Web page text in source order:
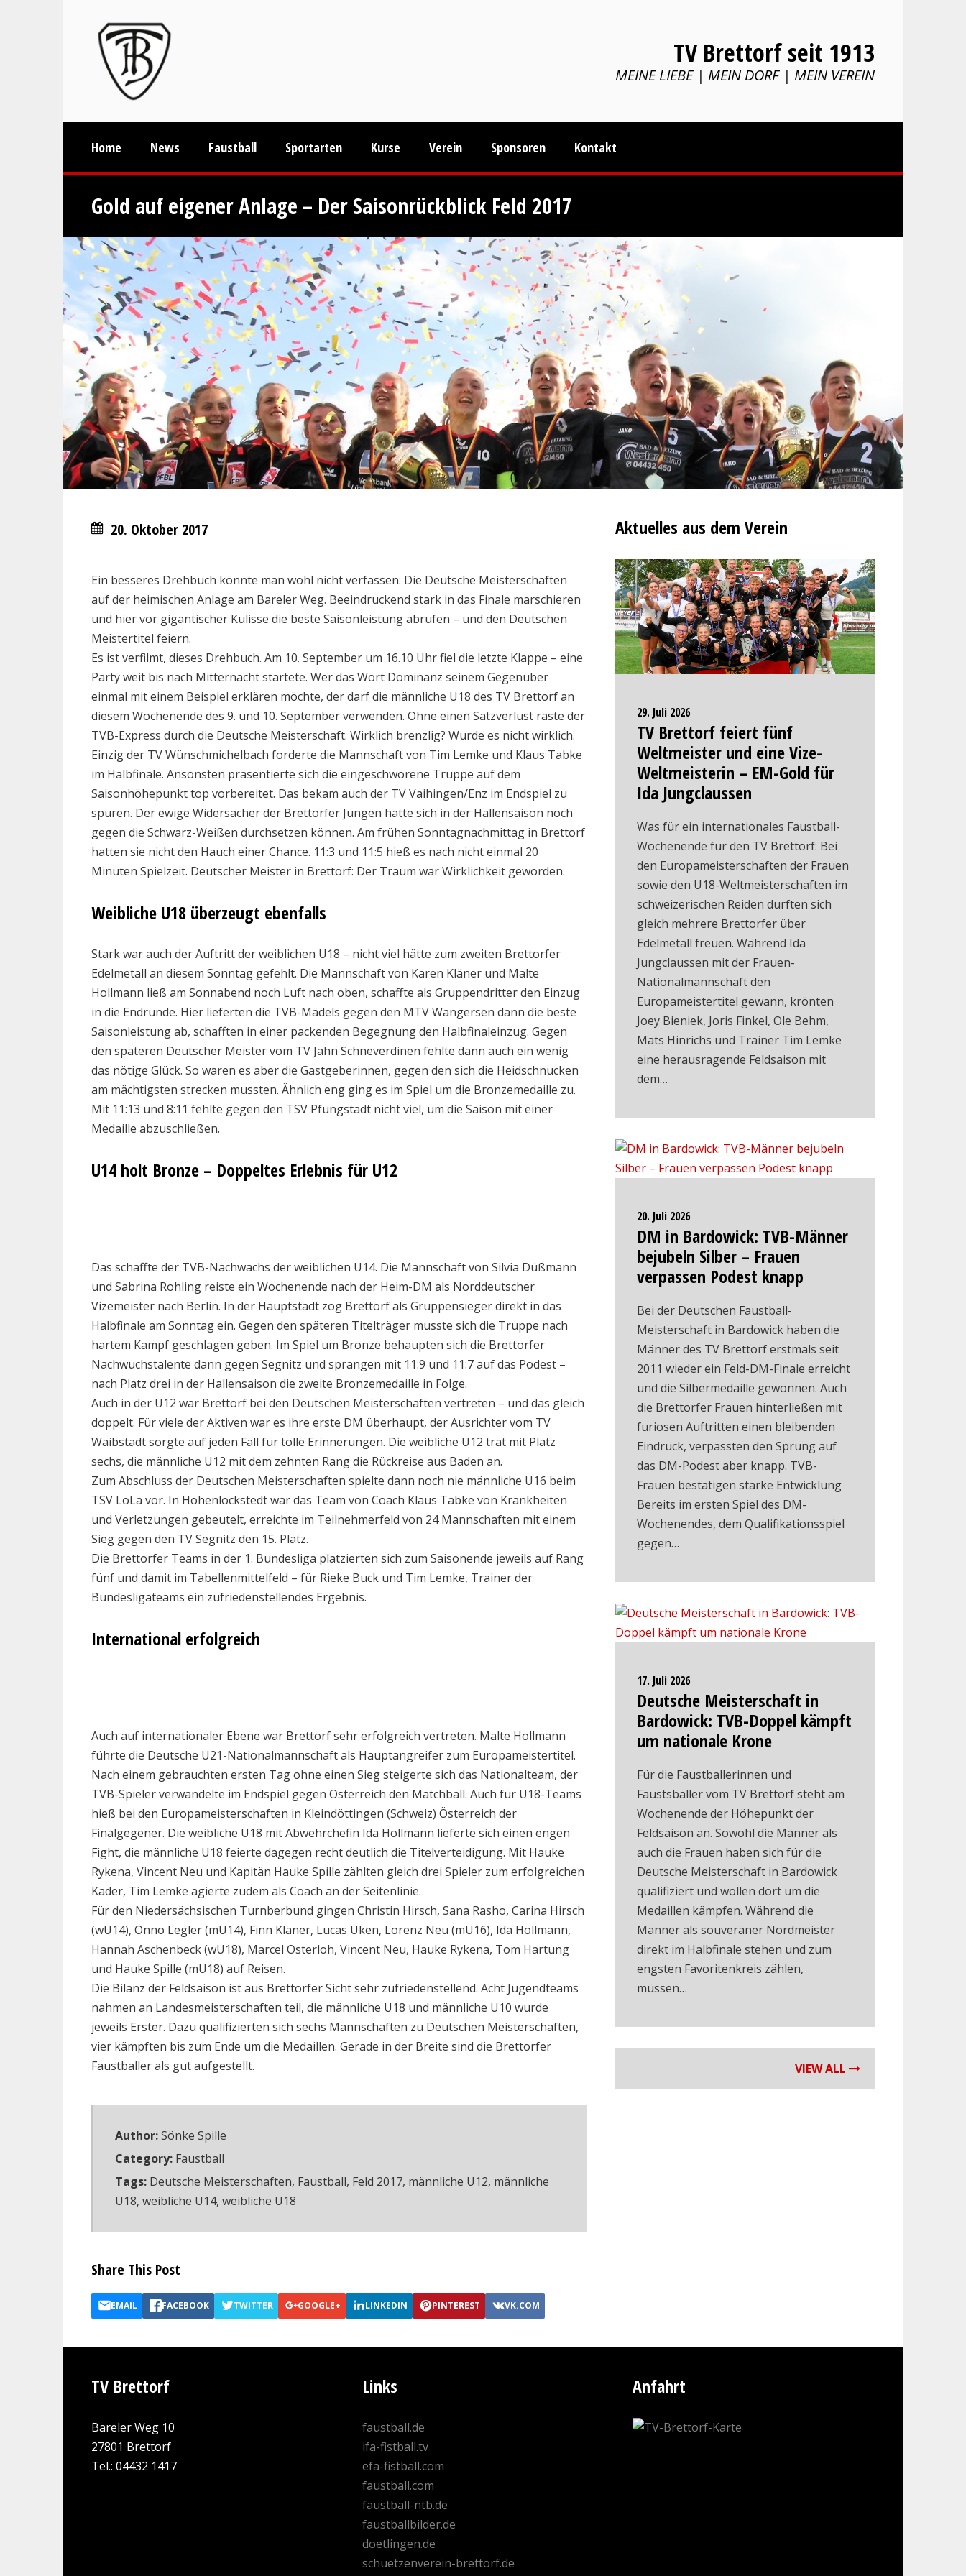
TV Brettorf seit 1913
MEINE LIEBE | MEIN DORF | MEIN VEREIN
Home News Faustball Sportarten Kurse Verein Sponsoren Kontakt
Gold auf eigener Anlage – Der Saisonrückblick Feld 2017
20. Oktober 2017
Ein besseres Drehbuch könnte man wohl nicht verfassen: Die Deutsche Meisterschaften
auf der heimischen Anlage am Bareler Weg. Beeindruckend stark in das Finale marschieren
und hier vor gigantischer Kulisse die beste Saisonleistung abrufen – und den Deutschen
Meistertitel feiern.
Es ist verfilmt, dieses Drehbuch. Am 10. September um 16.10 Uhr fiel die letzte Klappe – eine
Party weit bis nach Mitternacht startete. Wer das Wort Dominanz seinem Gegenüber
einmal mit einem Beispiel erklären möchte, der darf die männliche U18 des TV Brettorf an
diesem Wochenende des 9. und 10. September verwenden. Ohne einen Satzverlust raste der
TVB-Express durch die Deutsche Meisterschaft. Wirklich brenzlig? Wurde es nicht wirklich.
Einzig der TV Wünschmichelbach forderte die Mannschaft von Tim Lemke und Klaus Tabke
im Halbfinale. Ansonsten präsentierte sich die eingeschworene Truppe auf dem
Saisonhöhepunkt top vorbereitet. Das bekam auch der TV Vaihingen/Enz im Endspiel zu
spüren. Der ewige Widersacher der Brettorfer Jungen hatte sich in der Hallensaison noch
gegen die Schwarz-Weißen durchsetzen können. Am frühen Sonntagnachmittag in Brettorf
hatten sie nicht den Hauch einer Chance. 11:3 und 11:5 hieß es nach nicht einmal 20
Minuten Spielzeit. Deutscher Meister in Brettorf: Der Traum war Wirklichkeit geworden.
Weibliche U18 überzeugt ebenfalls
Stark war auch der Auftritt der weiblichen U18 – nicht viel hätte zum zweiten Brettorfer
Edelmetall an diesem Sonntag gefehlt. Die Mannschaft von Karen Kläner und Malte
Hollmann ließ am Sonnabend noch Luft nach oben, schaffte als Gruppendritter den Einzug
in die Endrunde. Hier lieferten die TVB-Mädels gegen den MTV Wangersen dann die beste
Saisonleistung ab, schafften in einer packenden Begegnung den Halbfinaleinzug. Gegen
den späteren Deutscher Meister vom TV Jahn Schneverdinen fehlte dann auch ein wenig
das nötige Glück. So waren es aber die Gastgeberinnen, gegen den sich die Heidschnucken
am mächtigsten strecken mussten. Ähnlich eng ging es im Spiel um die Bronzemedaille zu.
Mit 11:13 und 8:11 fehlte gegen den TSV Pfungstadt nicht viel, um die Saison mit einer
Medaille abzuschließen.
U14 holt Bronze – Doppeltes Erlebnis für U12
Das schaffte der TVB-Nachwachs der weiblichen U14. Die Mannschaft von Silvia Düßmann
und Sabrina Rohling reiste ein Wochenende nach der Heim-DM als Norddeutscher
Vizemeister nach Berlin. In der Hauptstadt zog Brettorf als Gruppensieger direkt in das
Halbfinale am Sonntag ein. Gegen den späteren Titelträger musste sich die Truppe nach
hartem Kampf geschlagen geben. Im Spiel um Bronze behaupten sich die Brettorfer
Nachwuchstalente dann gegen Segnitz und sprangen mit 11:9 und 11:7 auf das Podest –
nach Platz drei in der Hallensaison die zweite Bronzemedaille in Folge.
Auch in der U12 war Brettorf bei den Deutschen Meisterschaften vertreten – und das gleich
doppelt. Für viele der Aktiven war es ihre erste DM überhaupt, der Ausrichter vom TV
Waibstadt sorgte auf jeden Fall für tolle Erinnerungen. Die weibliche U12 trat mit Platz
sechs, die männliche U12 mit dem zehnten Rang die Rückreise aus Baden an.
Zum Abschluss der Deutschen Meisterschaften spielte dann noch nie männliche U16 beim
TSV LoLa vor. In Hohenlockstedt war das Team von Coach Klaus Tabke von Krankheiten
und Verletzungen gebeutelt, erreichte im Teilnehmerfeld von 24 Mannschaften mit einem
Sieg gegen den TV Segnitz den 15. Platz.
Die Brettorfer Teams in der 1. Bundesliga platzierten sich zum Saisonende jeweils auf Rang
fünf und damit im Tabellenmittelfeld – für Rieke Buck und Tim Lemke, Trainer der
Bundesligateams ein zufriedenstellendes Ergebnis.
International erfolgreich
Auch auf internationaler Ebene war Brettorf sehr erfolgreich vertreten. Malte Hollmann
führte die Deutsche U21-Nationalmannschaft als Hauptangreifer zum Europameistertitel.
Nach einem gebrauchten ersten Tag ohne einen Sieg steigerte sich das Nationalteam, der
TVB-Spieler verwandelte im Endspiel gegen Österreich den Matchball. Auch für U18-Teams
hieß bei den Europameisterschaften in Kleindöttingen (Schweiz) Österreich der
Finalgegener. Die weibliche U18 mit Abwehrchefin Ida Hollmann lieferte sich einen engen
Fight, die männliche U18 feierte dagegen recht deutlich die Titelverteidigung. Mit Hauke
Rykena, Vincent Neu und Kapitän Hauke Spille zählten gleich drei Spieler zum erfolgreichen
Kader, Tim Lemke agierte zudem als Coach an der Seitenlinie.
Für den Niedersächsischen Turnberbund gingen Christin Hirsch, Sana Rasho, Carina Hirsch
(wU14), Onno Legler (mU14), Finn Kläner, Lucas Uken, Lorenz Neu (mU16), Ida Hollmann,
Hannah Aschenbeck (wU18), Marcel Osterloh, Vincent Neu, Hauke Rykena, Tom Hartung
und Hauke Spille (mU18) auf Reisen.
Die Bilanz der Feldsaison ist aus Brettorfer Sicht sehr zufriedenstellend. Acht Jugendteams
nahmen an Landesmeisterschaften teil, die männliche U18 und männliche U10 wurde
jeweils Erster. Dazu qualifizierten sich sechs Mannschaften zu Deutschen Meisterschaften,
vier kämpften bis zum Ende um die Medaillen. Gerade in der Breite sind die Brettorfer
Faustballer als gut aufgestellt.
Author:Sönke Spille
Category: Faustball
Tags: Deutsche Meisterschaften, Faustball, Feld 2017, männliche U12, männliche
U18, weibliche U14, weibliche U18
Share This Post
EMAIL FACEBOOK TWITTER GOOGLE+ LINKEDIN PINTEREST VK.COM
Aktuelles aus dem Verein
29. Juli 2026
TV Brettorf feiert fünf
Weltmeister und eine Vize-
Weltmeisterin – EM-Gold für
Ida Jungclaussen
Was für ein internationales Faustball-
Wochenende für den TV Brettorf: Bei
den Europameisterschaften der Frauen
sowie den U18-Weltmeisterschaften im
schweizerischen Reiden durften sich
gleich mehrere Brettorfer über
Edelmetall freuen. Während Ida
Jungclaussen mit der Frauen-
Nationalmannschaft den
Europameistertitel gewann, krönten
Joey Bieniek, Joris Finkel, Ole Behm,
Mats Hinrichs und Trainer Tim Lemke
eine herausragende Feldsaison mit
dem…
20. Juli 2026
DM in Bardowick: TVB-Männer
bejubeln Silber – Frauen
verpassen Podest knapp
Bei der Deutschen Faustball-
Meisterschaft in Bardowick haben die
Männer des TV Brettorf erstmals seit
2011 wieder ein Feld-DM-Finale erreicht
und die Silbermedaille gewonnen. Auch
die Brettorfer Frauen hinterließen mit
furiosen Auftritten einen bleibenden
Eindruck, verpassten den Sprung auf
das DM-Podest aber knapp. TVB-
Frauen bestätigen starke Entwicklung
Bereits im ersten Spiel des DM-
Wochenendes, dem Qualifikationsspiel
gegen…
17. Juli 2026
Deutsche Meisterschaft in
Bardowick: TVB-Doppel kämpft
um nationale Krone
Für die Faustballerinnen und
Faustsballer vom TV Brettorf steht am
Wochenende der Höhepunkt der
Feldsaison an. Sowohl die Männer als
auch die Frauen haben sich für die
Deutsche Meisterschaft in Bardowick
qualifiziert und wollen dort um die
Medaillen kämpfen. Während die
Männer als souveräner Nordmeister
direkt im Halbfinale stehen und zum
engsten Favoritenkreis zählen,
müssen…
VIEW ALL
TV Brettorf
Bareler Weg 10
27801 Brettorf
Tel.: 04432 1417
Links
faustball.de
ifa-fistball.tv
efa-fistball.com
faustball.com
faustball-ntb.de
faustballbilder.de
doetlingen.de
schuetzenverein-brettorf.de
Anfahrt